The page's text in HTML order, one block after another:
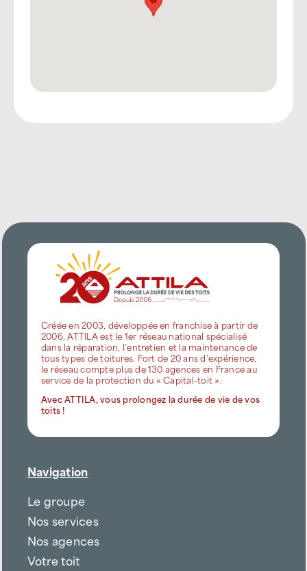
Créée en 2003, développée en franchise à partir de
2006, ATTILA est le 1er réseau national spécialisé
dans la réparation, l’entretien et la maintenance de
tous types de toitures. Fort de 20 ans d’expérience,
le réseau compte plus de 130 agences en France au
service de la protection du « Capital-toit ».
Avec ATTILA, vous prolongez la durée de vie de vos
toits !
Navigation
Le groupe
Nos services
Nos agences
Votre toit